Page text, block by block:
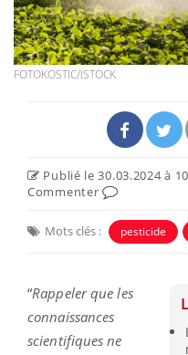
FOTOKOSTIC/ISTOCK
Publié le 30.03.2024 à
Commenter
Mots clés : pesticide
“Rappeler que les
connaissances
scientifiques ne